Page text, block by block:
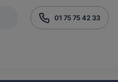
01 75 75 42 33